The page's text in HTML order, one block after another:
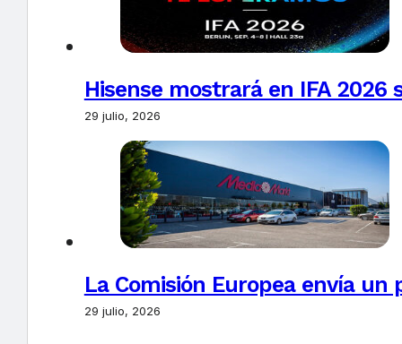
Hisense mostrará en IFA
29 julio, 2026
La Comisión Europea envía un
29 julio, 2026